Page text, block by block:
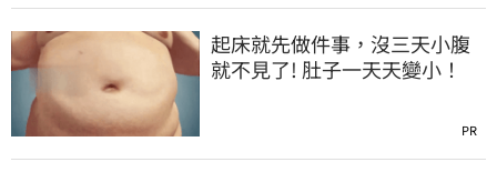
起床就先做件事，沒三天小腹
就不見了! 肚子一天天變小！
PR